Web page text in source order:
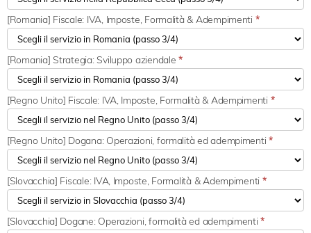
[Romania] Fiscale: IVA, Imposte, Formalità & Adempimenti *
[Romania] Strategia: Sviluppo aziendale*
[Regno Unito] Fiscale: IVA, Imposte, Formalità & Adempimenti *
[Regno Unito] Dogana: Operazioni, formalità ed adempimenti*
[Slovacchia] Fiscale: IVA, Imposte, Formalità & Adempimenti *
[Slovacchia] Dogane: Operazioni, formalità ed adempimenti*